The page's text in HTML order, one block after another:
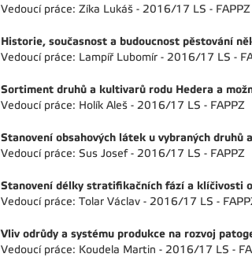
Vedoucí práce: Zíka Lukáš - 2016/17 LS - FAPPZ
Historie, současnost a budoucnost pěstování
Vedoucí práce: Lampíř Lubomír - 2016/17 LS -
Sortiment druhů a kultivarů rodu Hedera a
Vedoucí práce: Holík Aleš - 2016/17 LS - FAPPZ
Stanovení obsahových látek u vybraných druhů
Vedoucí práce: Sus Josef - 2016/17 LS - FAPPZ
Stanovení délky stratifikačních fází a klíčivosti
Vedoucí práce: Tolar Václav - 2016/17 LS -
Vliv odrůdy a systému produkce na rozvoj
Vedoucí práce: Koudela Martin - 2016/17 LS -